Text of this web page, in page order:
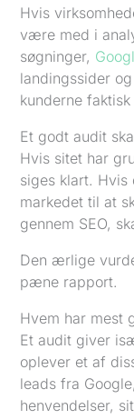
Hvis
være med i
søgninger,
landingssider
kunderne
Et godt audit
Hvis sitet har
siges klart. Hvis
markedet til at
gennem SEO,
Den ærlige
pæne rapport.
Hvem har mest
Et audit giver
oplever et af
leads fra
henvendelser,